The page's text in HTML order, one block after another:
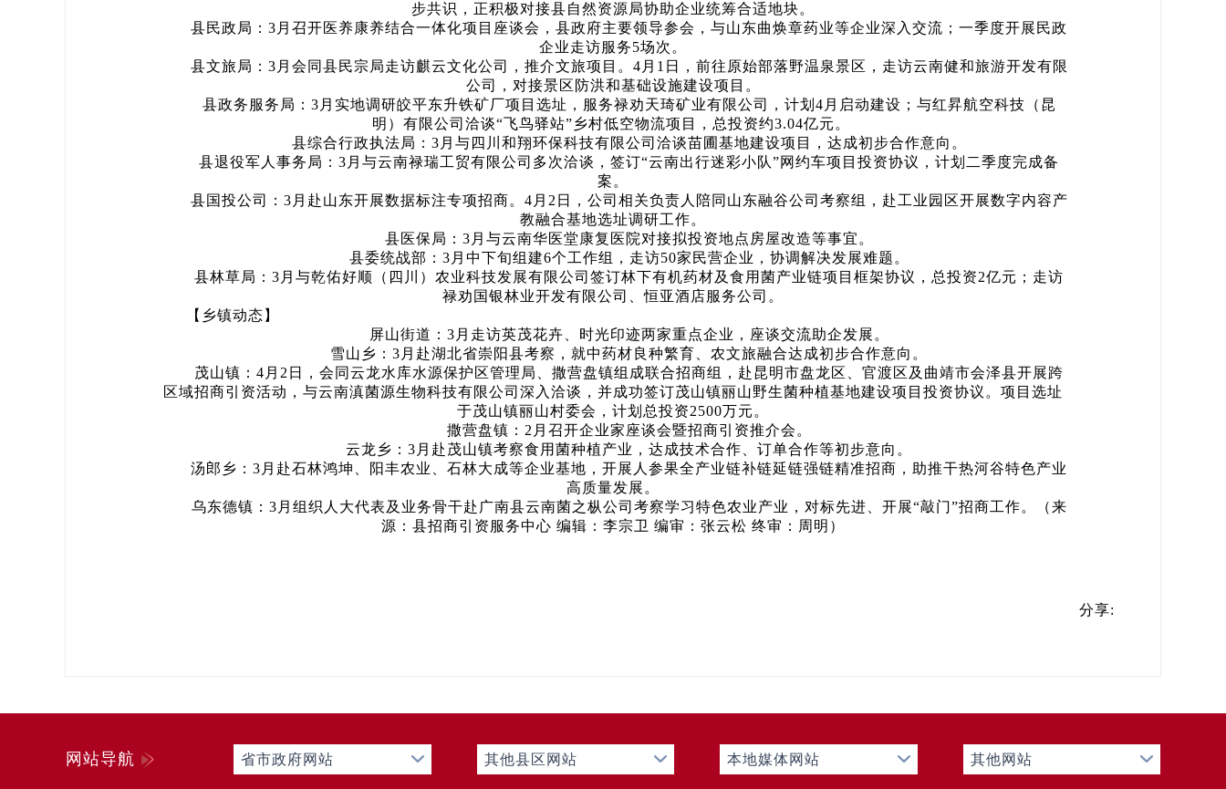
步共识，正积极对接县自然资源局协助企业统筹合适地块。
县民政局：3月召开医养康养结合一体化项目座谈会，县政府主要领导参会，与山东曲焕章药业等企业深入交流；一季度开展民政
企业走访服务5场次。
县文旅局：3月会同县民宗局走访麒云文化公司，推介文旅项目。4月1日，前往原始部落野温泉景区，走访云南健和旅游开发有限
公司，对接景区防洪和基础设施建设项目。
县政务服务局：3月实地调研皎平东升铁矿厂项目选址，服务禄劝天琦矿业有限公司，计划4月启动建设；与红昇航空科技（昆
明）有限公司洽谈“飞鸟驿站”乡村低空物流项目，总投资约3.04亿元。
县综合行政执法局：3月与四川和翔环保科技有限公司洽谈苗圃基地建设项目，达成初步合作意向。
县退役军人事务局：3月与云南禄瑞工贸有限公司多次洽谈，签订“云南出行迷彩小队”网约车项目投资协议，计划二季度完成备
案。
县国投公司：3月赴山东开展数据标注专项招商。4月2日，公司相关负责人陪同山东融谷公司考察组，赴工业园区开展数字内容产
教融合基地选址调研工作。
县医保局：3月与云南华医堂康复医院对接拟投资地点房屋改造等事宜。
县委统战部：3月中下旬组建6个工作组，走访50家民营企业，协调解决发展难题。
县林草局：3月与乾佑好顺（四川）农业科技发展有限公司签订林下有机药材及食用菌产业链项目框架协议，总投资2亿元；走访
禄劝国银林业开发有限公司、恒亚酒店服务公司。
【乡镇动态】
屏山街道：3月走访英茂花卉、时光印迹两家重点企业，座谈交流助企发展。
雪山乡：3月赴湖北省崇阳县考察，就中药材良种繁育、农文旅融合达成初步合作意向。
茂山镇：4月2日，会同云龙水库水源保护区管理局、撒营盘镇组成联合招商组，赴昆明市盘龙区、官渡区及曲靖市会泽县开展跨
区域招商引资活动，与云南滇菌源生物科技有限公司深入洽谈，并成功签订茂山镇丽山野生菌种植基地建设项目投资协议。项目选址
于茂山镇丽山村委会，计划总投资2500万元。
撒营盘镇：2月召开企业家座谈会暨招商引资推介会。
云龙乡：3月赴茂山镇考察食用菌种植产业，达成技术合作、订单合作等初步意向。
汤郎乡：3月赴石林鸿坤、阳丰农业、石林大成等企业基地，开展人参果全产业链补链延链强链精准招商，助推干热河谷特色产业
高质量发展。
乌东德镇：3月组织人大代表及业务骨干赴广南县云南菌之枞公司考察学习特色农业产业，对标先进、开展“敲门”招商工作。（来
源：县招商引资服务中心 编辑：李宗卫 编审：张云松 终审：周明）
分享:
网站导航 省市政府网站 其他县区网站 本地媒体网站 其他网站